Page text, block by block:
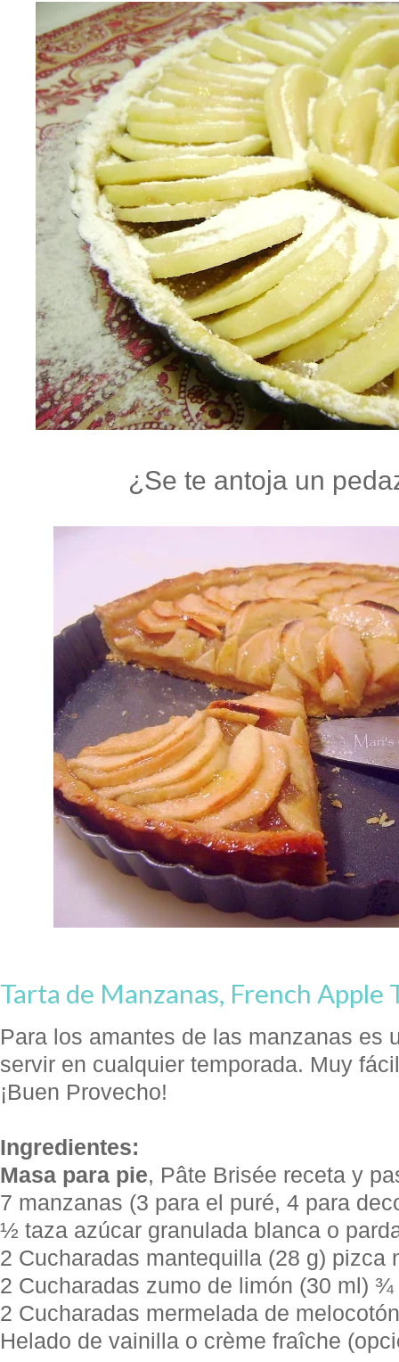
¿Se te antoja un
Tarta de Manzanas, French Apple
Para los amantes de las manzanas es
servir en cualquier temporada. Muy
¡Buen Provecho!
Ingredientes:
Masa para pie, Pâte Brisée receta y
7 manzanas (3 para el puré, 4 para
½ taza azúcar granulada blanca o
2 Cucharadas mantequilla (28 g) pizca
2 Cucharadas zumo de limón (30 ml)
2 Cucharadas mermelada de
Helado de vainilla o crème fraîche